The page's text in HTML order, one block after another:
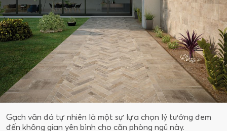
Gạch vân đá tự nhiên là một sự lựa chọn lý tưởng đem
đến không gian yên bình cho căn phòng ngủ này.